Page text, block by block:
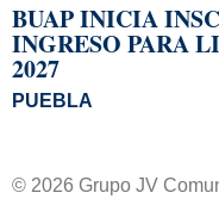
BUAP INICIA
INGRESO PARA
2027
PUEBLA
© 2026 Grupo JV